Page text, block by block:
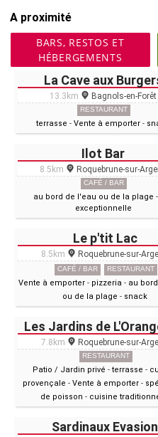
A proximité
BARS, RESTOS ET
HÉBERGEMENTS
La Cave aux
13.3km Bagnols-en-Forêt
RESTAURANT
terrasse -Vente à emporter -
Ilot Bar
8.5km Roquebrune-sur-
CAFÉ / BAR
au bord de l'eau ou de la plage -
exceptionnelle
Le p'tit Lac
8.5km Roquebrune-sur-
CAFÉ / BAR RESTAURANT
Vente à emporter - pizzeria - au
ou de la plage - snack
Les Jardins de
7.8km Roquebrune-sur-
RESTAURANT
Patio / Jardin privé - terrasse -
provençale -Vente à emporter -
de poisson - cuisine
Sardinaux Evasion